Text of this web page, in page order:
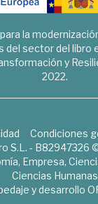
la
del sector del libro
y
2022.
Condiciones
S.L. - B82947326
Empresa,
Ciencias Humanas
y desarrollo